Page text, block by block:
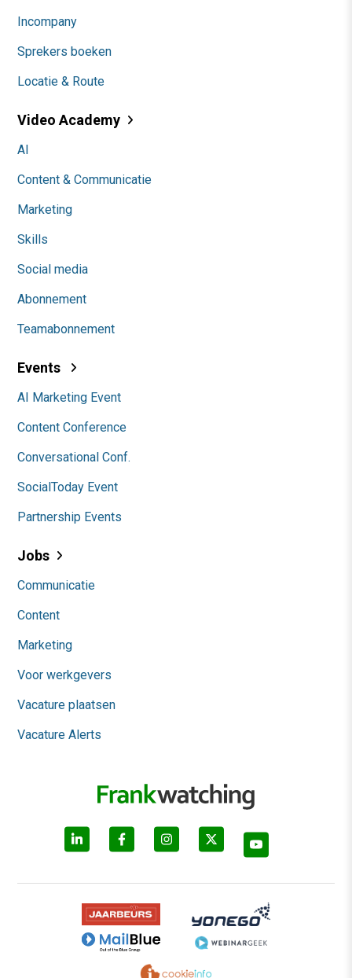
Incompany
Sprekers boeken
Locatie & Route
Video Academy
AI
Content & Communicatie
Marketing
Skills
Social media
Abonnement
Teamabonnement
Events
AI Marketing Event
Content Conference
Conversational Conf.
SocialToday Event
Partnership Events
Jobs
Communicatie
Content
Marketing
Voor werkgevers
Vacature plaatsen
Vacature Alerts